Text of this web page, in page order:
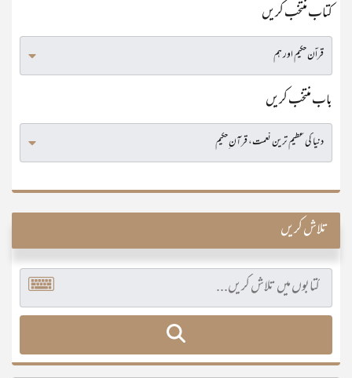
کتاب منتخب کریں
باب منتخب کریں
تلاش کریں